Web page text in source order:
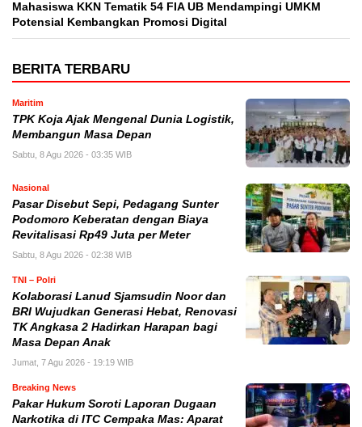
Mahasiswa KKN Tematik 54 FIA UB Mendampingi UMKM
Potensial Kembangkan Promosi Digital
BERITA TERBARU
Maritim
TPK Koja Ajak Mengenal Dunia Logistik,
Membangun Masa Depan
Sabtu, 8 Agu 2026 - 03:35 WIB
Nasional
Pasar Disebut Sepi, Pedagang Sunter
Podomoro Keberatan dengan Biaya
Revitalisasi Rp49 Juta per Meter
Sabtu, 8 Agu 2026 - 02:38 WIB
TNI – Polri
Kolaborasi Lanud Sjamsudin Noor dan
BRI Wujudkan Generasi Hebat, Renovasi
TK Angkasa 2 Hadirkan Harapan bagi
Masa Depan Anak
Jumat, 7 Agu 2026 - 19:19 WIB
Breaking News
Pakar Hukum Soroti Laporan Dugaan
Narkotika di ITC Cempaka Mas: Aparat